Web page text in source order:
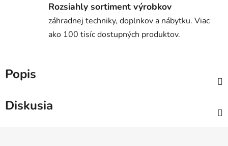
Rozsiahly sortiment výrobkov
záhradnej techniky, doplnkov a nábytku. Viac
ako 100 tisíc dostupných produktov.
Popis
Diskusia